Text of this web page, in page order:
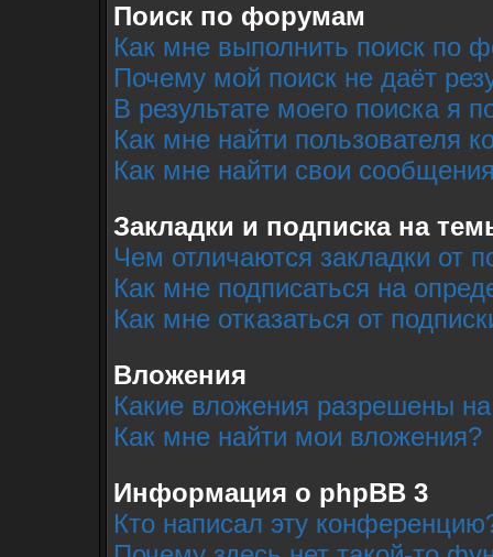
Поиск по форумам
Как мне выполнить поиск по
Почему мой поиск не даёт
В результате моего поиска я
Как мне найти пользователя
Как мне найти свои
Закладки и подписка на
Чем отличаются закладки от
Как мне подписаться на
Как мне отказаться от
Вложения
Какие вложения разрешены
Как мне найти мои вложения?
Информация о phpBB 3
Кто написал эту